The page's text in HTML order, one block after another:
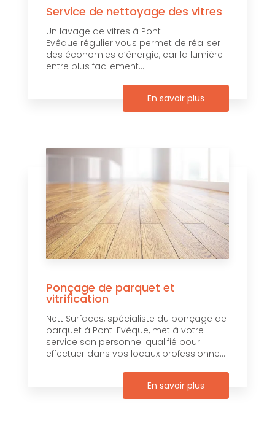
Service de nettoyage des vitres
Un lavage de vitres à Pont-
Evêque régulier vous permet de réaliser
des économies d’énergie, car la lumière
entre plus facilement....
En savoir plus
Ponçage de parquet et
vitrification
Nett Surfaces, spécialiste du ponçage de
parquet à Pont-Evêque, met à votre
service son personnel qualifié pour
effectuer dans vos locaux professionne...
En savoir plus